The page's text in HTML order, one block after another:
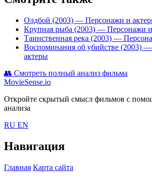
Олдбой (2003) — Персонажи и
Крупная рыба (2003) — Персонажи и
Таинственная река (2003) —
Воспоминания об убийстве (2003) —
актеры
👥 Смотреть полный анализ фильма
MovieSense.io
Откройте скрытый смысл фильмов с
анализа
RU EN
Навигация
Главная Карта сайта